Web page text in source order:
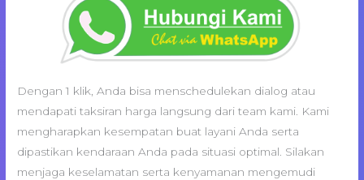
Dengan 1 klik, Anda bisa menschedulekan dialog atau
mendapati taksiran harga langsung dari team kami. Kami
mengharapkan kesempatan buat layani Anda serta
dipastikan kendaraan Anda pada situasi optimal. Silakan
menjaga keselamatan serta kenyamanan mengemudi